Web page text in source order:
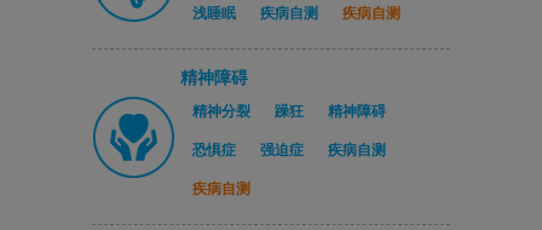
浅睡眠 疾病自测 疾病自测
精神障碍
精神分裂 躁狂 精神障碍
恐惧症 强迫症 疾病自测
疾病自测